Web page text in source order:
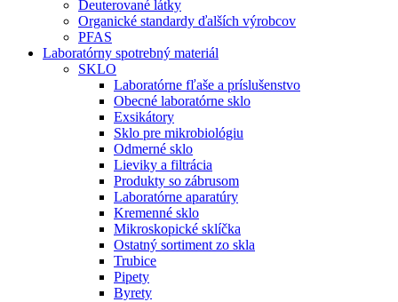
Deuterované látky
Organické standardy ďalších výrobcov
PFAS
Laboratórny spotrebný materiál
SKLO
Laboratórne fľaše a príslušenstvo
Obecné laboratórne sklo
Exsikátory
Sklo pre mikrobiológiu
Odmerné sklo
Lieviky a filtrácia
Produkty so zábrusom
Laboratórne aparatúry
Kremenné sklo
Mikroskopické sklíčka
Ostatný sortiment zo skla
Trubice
Pipety
Byrety